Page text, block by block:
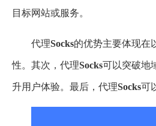
目标网站或服务。
代理Socks的优势主要体现在
性。其次，代理Socks可以突破地
升用户体验。最后，代理Socks可